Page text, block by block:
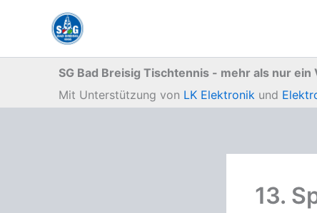
SG Bad Breisig Tischtennis - mehr als nur ein
Mit Unterstützung von LK Elektronik und
13.